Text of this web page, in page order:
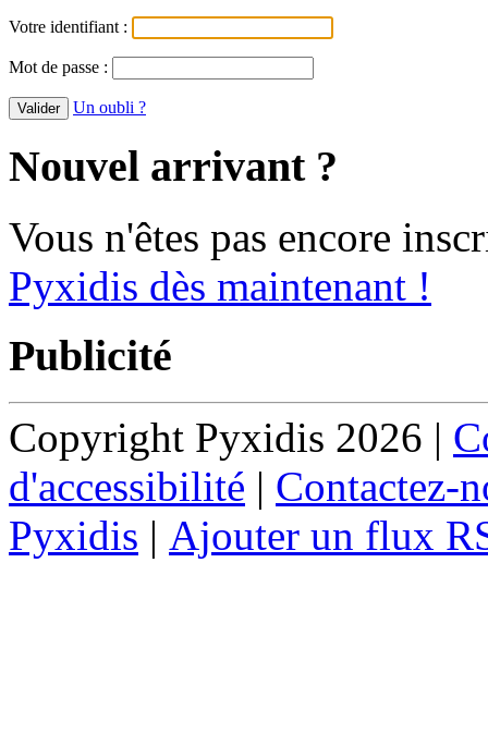
Votre identifiant :
Mot de passe :
Un oubli ?
Nouvel arrivant ?
Vous n'êtes pas encore
Pyxidis dès maintenant !
Publicité
Copyright Pyxidis 2026 |
d'accessibilité | Contactez-
Pyxidis | Ajouter un flux